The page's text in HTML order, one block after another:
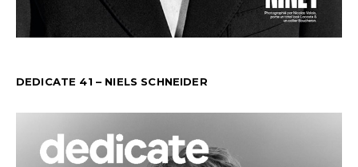
DEDICATE 41 – NIELS SCHNEIDER